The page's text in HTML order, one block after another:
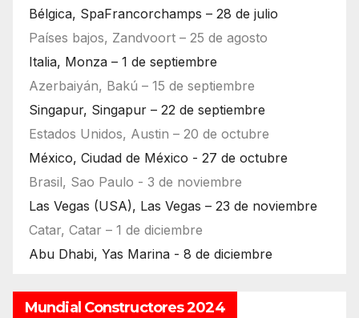
Bélgica, SpaFrancorchamps – 28 de julio
Países bajos, Zandvoort – 25 de agosto
Italia, Monza – 1 de septiembre
Azerbaiyán, Bakú – 15 de septiembre
Singapur, Singapur – 22 de septiembre
Estados Unidos, Austin – 20 de octubre
México, Ciudad de México - 27 de octubre
Brasil, Sao Paulo - 3 de noviembre
Las Vegas (USA), Las Vegas – 23 de noviembre
Catar, Catar – 1 de diciembre
Abu Dhabi, Yas Marina - 8 de diciembre
Mundial Constructores 2024